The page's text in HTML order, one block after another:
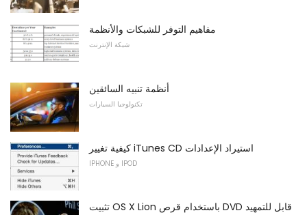
مفاهيم التوفر للشبكات والأنظمة
شبكة الإنترنت
أنظمة تنبيه السائقين
تكنولوجيا السيارات
كيفية تغيير iTunes CD استيراد الإعدادات
IPHONE و IPOD
تثبيت OS X Lion باستخدام قرص DVD قابل للتمهيد